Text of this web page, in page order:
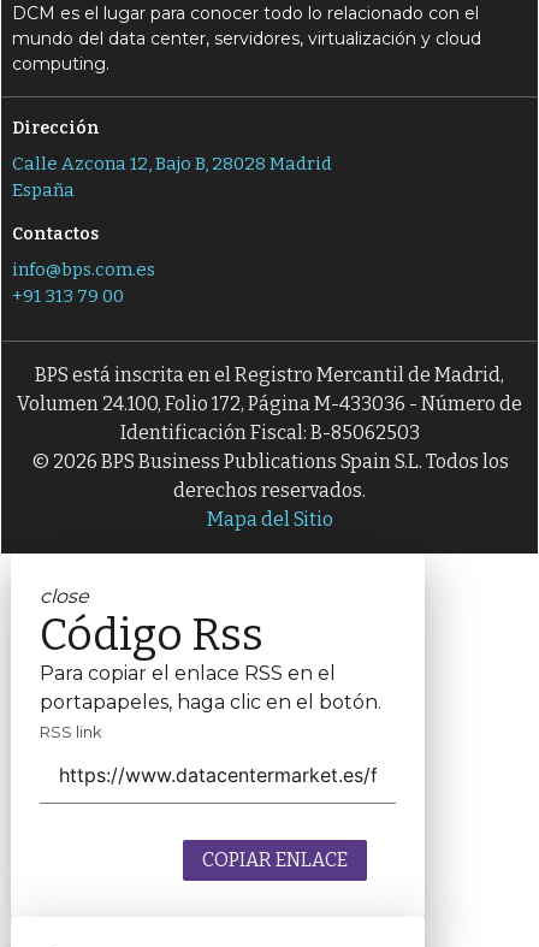
DCM es el lugar para conocer todo lo relacionado con el
mundo del data center, servidores, virtualización y cloud
computing.
Dirección
Calle Azcona 12, Bajo B, 28028 Madrid
España
Contactos
info@bps.com.es
+91 313 79 00
BPS está inscrita en el Registro Mercantil de Madrid,
Volumen 24.100, Folio 172, Página M-433036 - Número de
Identificación Fiscal: B-85062503
© 2026 BPS Business Publications Spain S.L. Todos los
derechos reservados.
Mapa del Sitio
close
Código Rss
Para copiar el enlace RSS en el
portapapeles, haga clic en el botón.
RSS link
COPIAR ENLACE